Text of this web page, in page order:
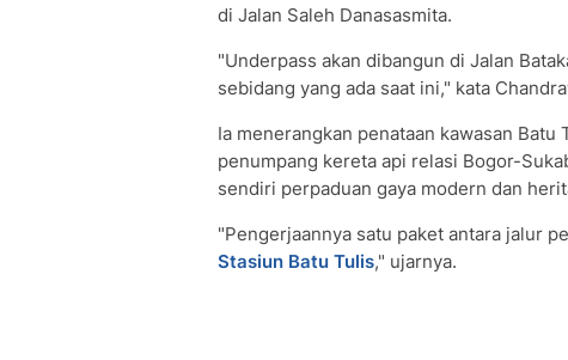
di Jalan Saleh Danasasmita.
"Underpass akan dibangun di Jalan
sebidang yang ada saat ini," kata
Ia menerangkan penataan kawasan
penumpang kereta api relasi Bogor-
sendiri perpaduan gaya modern dan
"Pengerjaannya satu paket antara jalur
Stasiun Batu Tulis," ujarnya.